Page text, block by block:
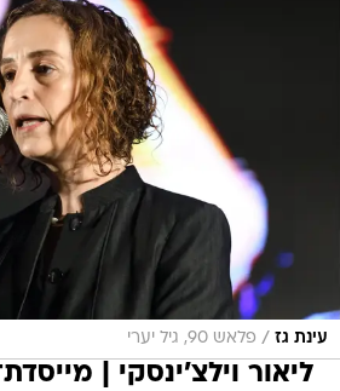
עינת גז / פלאש 90, גיל יערי
ליאור וילצ'ינסקי |